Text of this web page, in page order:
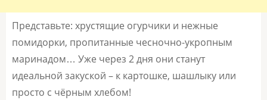
Представьте: хрустящие огурчики и нежные
помидорки, пропитанные чесночно-укропным
маринадом… Уже через 2 дня они станут
идеальной закуской – к картошке, шашлыку или
просто с чёрным хлебом!